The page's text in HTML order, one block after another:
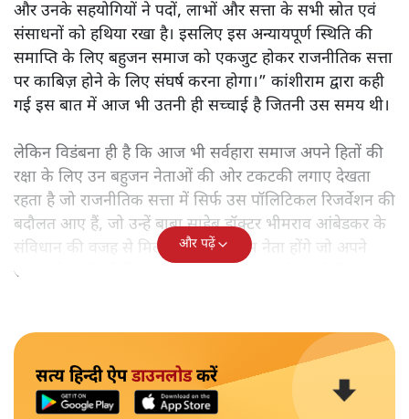
और उनके सहयोगियों ने पदों, लाभों और सत्ता के सभी स्रोत एवं
संसाधनों को हथिया रखा है। इसलिए इस अन्यायपूर्ण स्थिति की
समाप्ति के लिए बहुजन समाज को एकजुट होकर राजनीतिक सत्ता
पर काबिज़ होने के लिए संघर्ष करना होगा।” कांशीराम द्वारा कही
गई इस बात में आज भी उतनी ही सच्चाई है जितनी उस समय थी।
लेकिन विडंबना ही है कि आज भी सर्वहारा समाज अपने हितों की
रक्षा के लिए उन बहुजन नेताओं की ओर टकटकी लगाए देखता
रहता है जो राजनीतिक सत्ता में सिर्फ उस पॉलिटिकल रिजर्वेशन की
बदौलत आए हैं, जो उन्हें बाबा साहेब डॉक्टर भीमराव आंबेडकर के
संविधान की वजह से मिला। ऐसे बहुत कम नेता होंगे जो अपने
समाज के मुद्दों को विधानसभाओं में और संसद में उठाते हैं।
और पढ़ें
सत्य हिन्दी ऐपडाउनलोडकरें